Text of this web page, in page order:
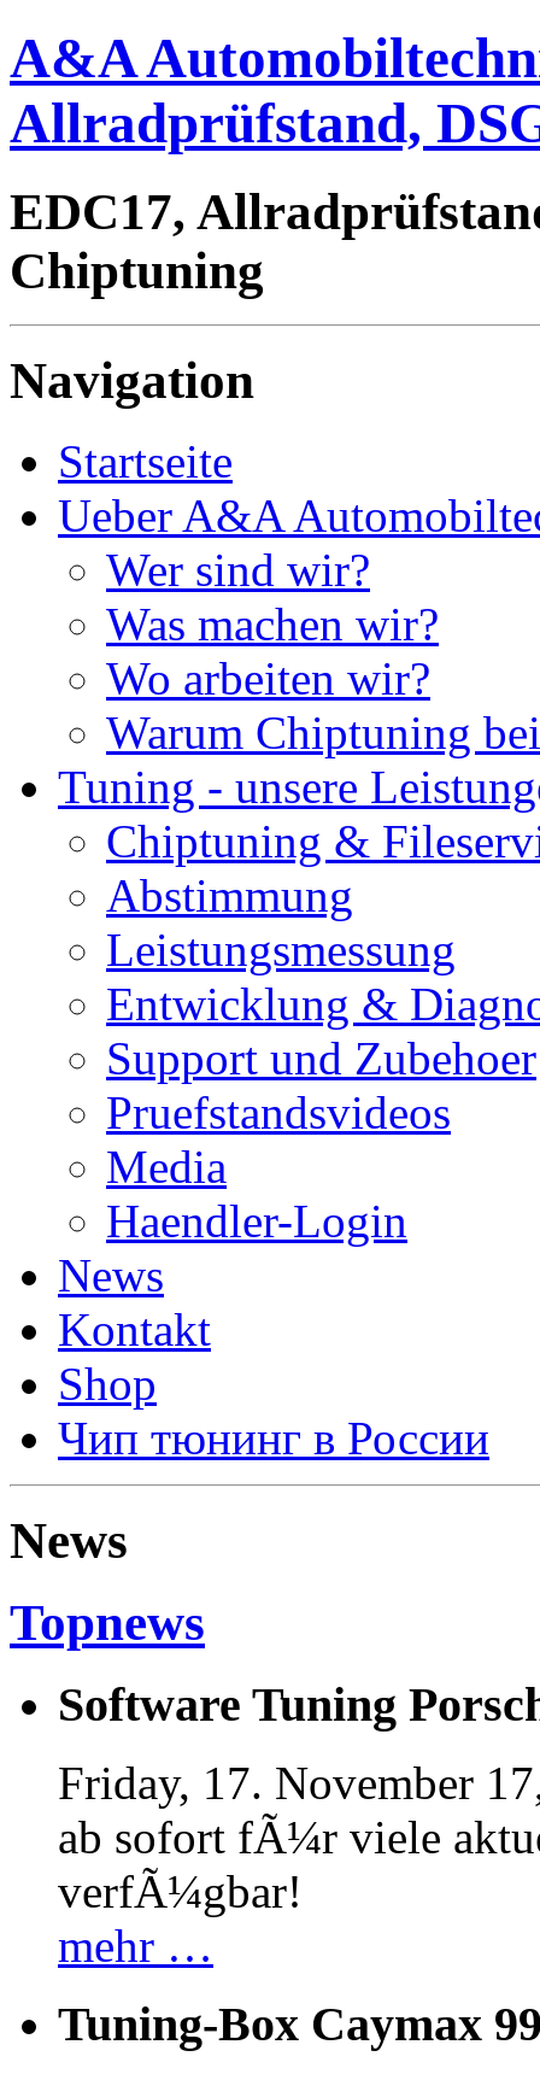
A&A
Allradprüfstand,
EDC17,
Chiptuning
Navigation
Startseite
Ueber A&A
Wer sind wir?
Was machen wir?
Wo arbeiten wir?
Warum Chiptuning
Tuning - unsere
Chiptuning &
Abstimmung
Leistungsmessung
Entwicklung &
Support und Zubehoer
Pruefstandsvideos
Media
Haendler-Login
News
Kontakt
Shop
Чип тюнинг в России
News
Topnews
Software Tuning
Friday, 17. November
ab sofort fÃ¼r viele
verfÃ¼gbar!
mehr …
Tuning-Box Caymax